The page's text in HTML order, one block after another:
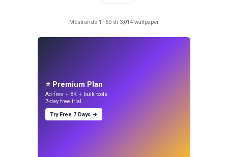
Mostrando 1–60 di 3,014 wallpaper
⭐ Premium Plan
Ad-free + 8K + bulk tools.
7-day free trial.
Try Free 7 Days →